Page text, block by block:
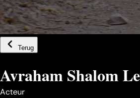
Terug
Avraham Shalom
Acteur